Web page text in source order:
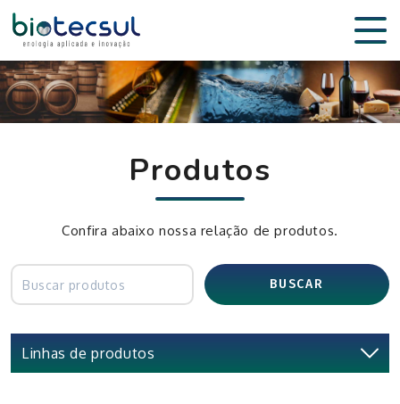
Produtos
Confira abaixo nossa relação de produtos.
BUSCAR
Linhas de produtos